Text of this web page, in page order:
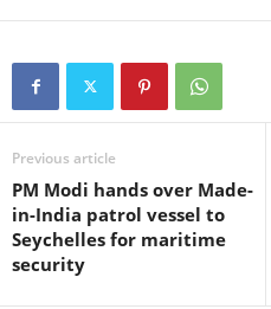
Previous article
PM Modi hands over Made-
in-India patrol vessel to
Seychelles for maritime
security